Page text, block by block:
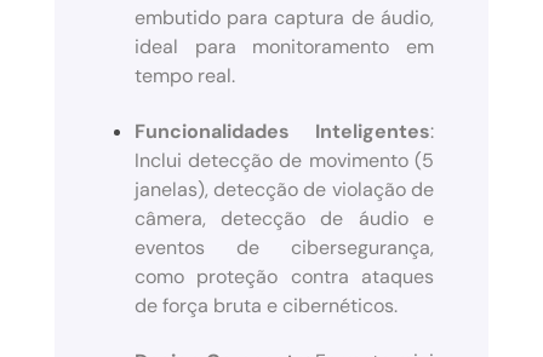
embutido para captura de áudio,
ideal para monitoramento em
tempo real.
Funcionalidades Inteligentes:
Inclui detecção de movimento (5
janelas), detecção de violação de
câmera, detecção de áudio e
eventos de cibersegurança,
como proteção contra ataques
de força bruta e cibernéticos.